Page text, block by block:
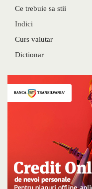
Ce trebuie sa stii
Indici
Curs valutar
Dictionar